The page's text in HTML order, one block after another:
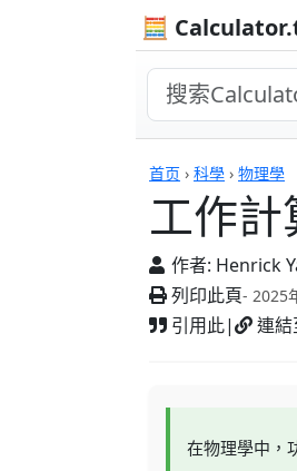
🧮
首页 › 科學 › 物理學
工作計
作者: Henrick
列印此頁- 2025
引用此| 連
計算機
在物理學中，